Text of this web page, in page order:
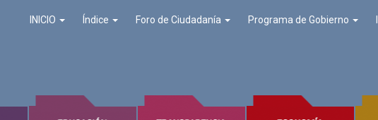
INICIO Índice Foro de Ciudadanía Programa de Gobierno